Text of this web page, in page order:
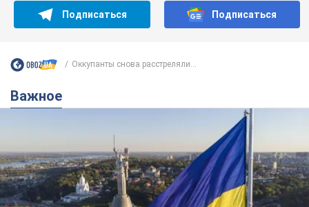
Подписаться Подписаться
Оккупанты снова расстреляли...
Важное